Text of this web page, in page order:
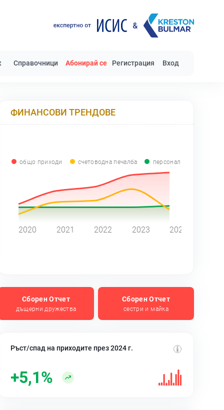
Справочници Абонирай се Регистрация Вход
ФИНАНСОВИ ТРЕНДОВЕ
общо приходи счетоводна печалба персонал
2020 2021 2022 2023 2024
Сборен Отчет
дъщерни дружества
Сборен Отчет
сестри и майка
Ръст/спад на приходите през 2024 г.
+5,1%